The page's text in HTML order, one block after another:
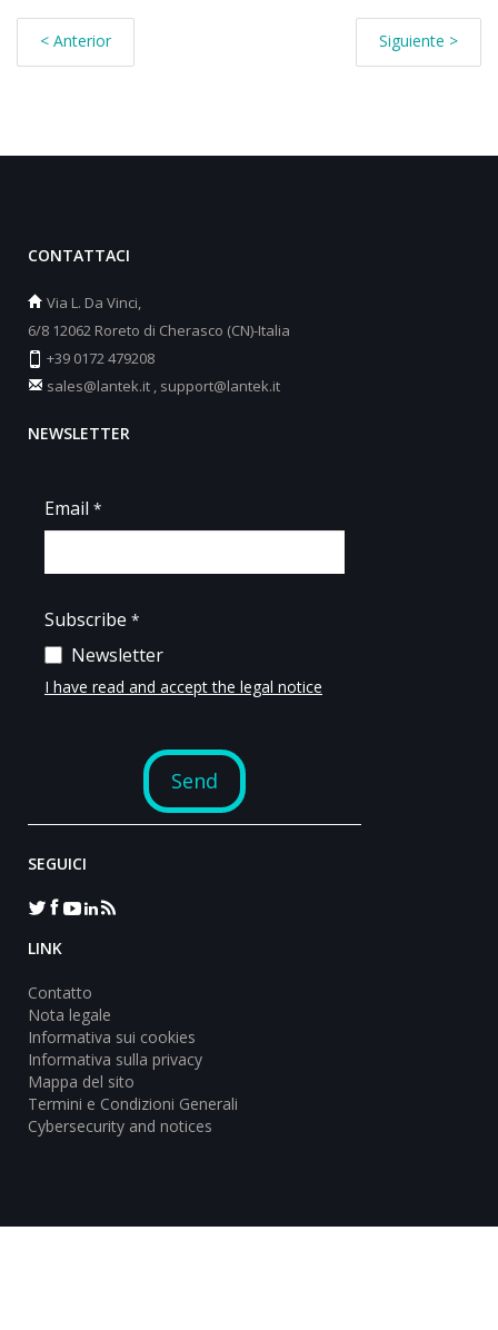
< Anterior Siguiente >
CONTATTACI
Via L. Da Vinci,
6/8 12062 Roreto di Cherasco (CN)-Italia
+39 0172 479208
sales@lantek.it support@lantek.it
NEWSLETTER
SEGUICI
LINK
Contatto
Nota legale
Informativa sui cookies
Informativa sulla privacy
Mappa del sito
Termini e Condizioni Generali
Cybersecurity and notices